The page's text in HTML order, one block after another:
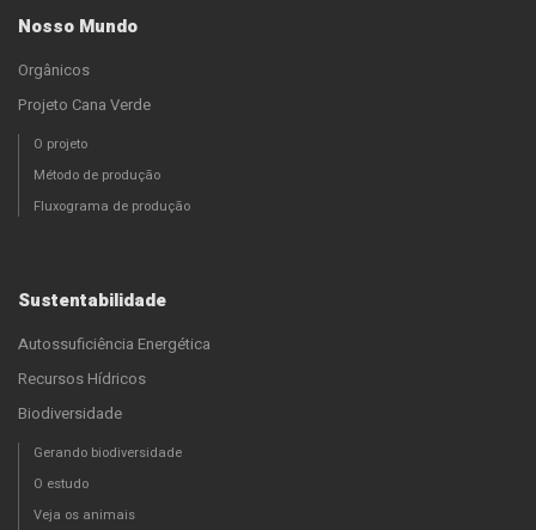
Nosso Mundo
Orgânicos
Projeto Cana Verde
O projeto
Método de produção
Fluxograma de produção
Sustentabilidade
Autossuficiência Energética
Recursos Hídricos
Biodiversidade
Gerando biodiversidade
O estudo
Veja os animais